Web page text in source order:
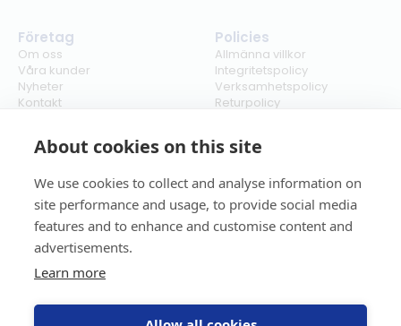
About cookies on this site
We use cookies to collect and analyse information on
site performance and usage, to provide social media
features and to enhance and customise content and
advertisements.
Learn more
Företag
Om oss
Våra kunder
Nyheter
Kontakt
Policies
Allmänna villkor
Integritetspolicy
Verksamhetspolicy
Returpolicy
Cookies